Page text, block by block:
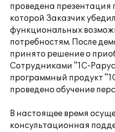
проведена презентация
которой Заказчик
функциональных
потребностям. После
принято решение о
Сотрудниками "1С-Рарус
программный продукт
проведено обучение
В настоящее время
консультационная